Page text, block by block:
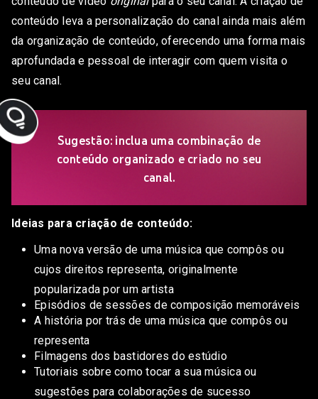
conteúdo leva a personalização do canal ainda mais além
da organização de conteúdo, oferecendo uma forma mais
aprofundada e pessoal de interagir com quem visita o
seu canal.
Sugestão: inclua uma combinação de
conteúdo organizado e criado no seu
canal.
Ideias para criação de conteúdo:
Uma nova versão de uma música que compôs ou
cujos direitos representa, originalmente
popularizada por um artista
Episódios de sessões de composição memoráveis
A história por trás de uma música que compôs ou
representa
Filmagens dos bastidores do estúdio
Tutoriais sobre como tocar a sua música ou
sugestões para colaborações de sucesso